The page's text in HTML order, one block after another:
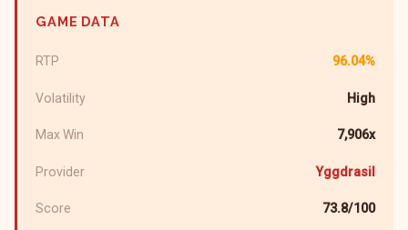
GAME DATA
RTP 96.04%
Volatility High
Max Win 7,906x
Provider Yggdrasil
Score 73.8/100